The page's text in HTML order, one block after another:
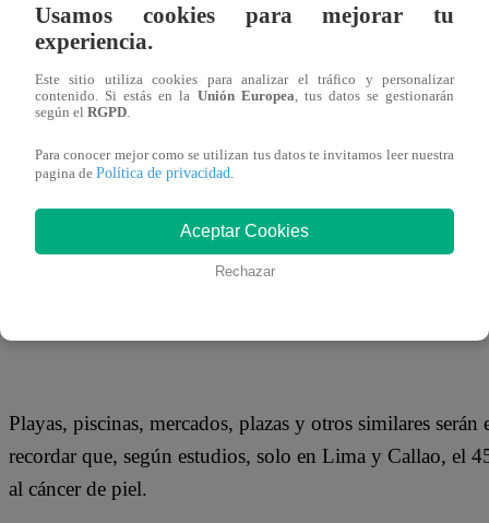
A propósito de los altos índices de radiación ultravioleta
distribuirá gratuitamente más de 50 mil sachets de
Como parte de la campaña ‘Difundiendo Preveción’, y
serán entregados en lugares de alta afluencia de
Playas, piscinas, mercados, plazas y otros similares
recordar que, según estudios, solo en Lima y Callao, el
al cáncer de piel.
Usamos cookies para mejorar tu
experiencia.
Este sitio utiliza cookies para analizar el tráfico y personalizar
contenido. Si estás en la Unión Europea , tus datos se gestionarán
según el RGPD
Para conocer mejor como se utilizan tus datos te invitamos leer nuestra
pagina de Política de privacidad
Aceptar Cookies
Rechazar